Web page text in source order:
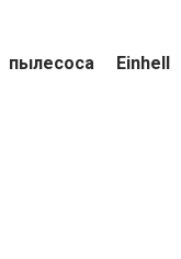
пылесоса Einhell